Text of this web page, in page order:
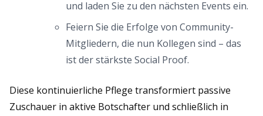
und laden Sie zu den nächsten Events ein.
Feiern Sie die Erfolge von Community-
Mitgliedern, die nun Kollegen sind – das
ist der stärkste Social Proof.
Diese kontinuierliche Pflege transformiert passive
Zuschauer in aktive Botschafter und schließlich in